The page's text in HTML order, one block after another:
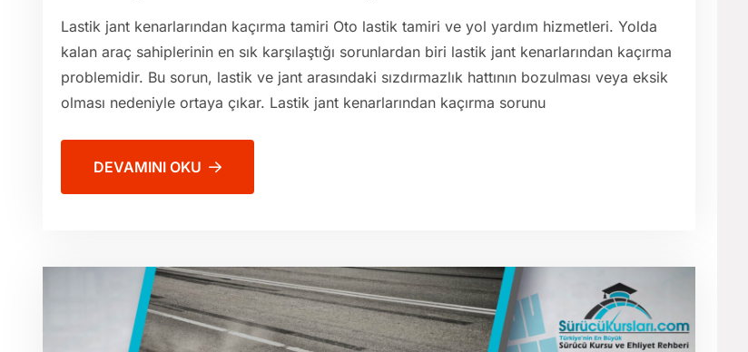
Lastik jant kenarlarından kaçırma tamiri Oto lastik tamiri ve yol yardım hizmetleri. Yolda
kalan araç sahiplerinin en sık karşılaştığı sorunlardan biri lastik jant kenarlarından kaçırma
problemidir. Bu sorun, lastik ve jant arasındaki sızdırmazlık hattının bozulması veya eksik
olması nedeniyle ortaya çıkar. Lastik jant kenarlarından kaçırma sorunu
DEVAMINI OKU